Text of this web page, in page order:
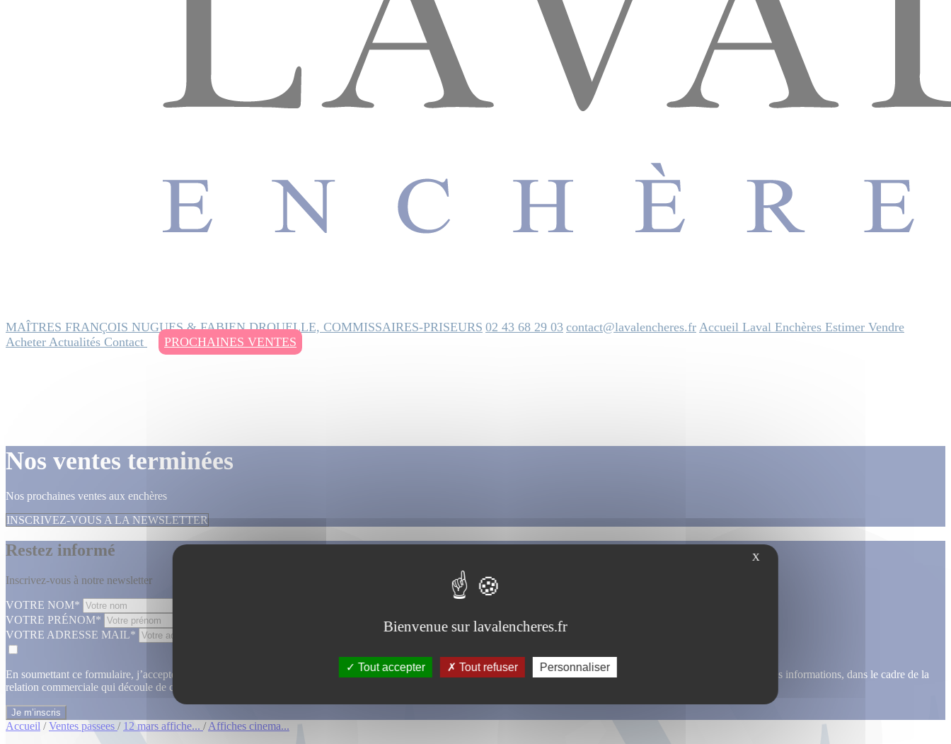
MAÎTRES FRANÇOIS NUGUES & FABIEN DROUELLE, COMMISSAIRES-PRISEURS 02 43 68 29 03 contact@lavalencheres.fr Accueil Laval Enchères Estimer Vendre
Acheter Actualités Contact PROCHAINES VENTES
Nos ventes terminées
Nos prochaines ventes aux enchères
INSCRIVEZ-VOUS A LA NEWSLETTER
Restez informé
Inscrivez-vous à notre newsletter
VOTRE NOM*
VOTRE PRÉNOM*
VOTRE ADRESSE MAIL*
En soumettant ce formulaire, j’accepte que les informations saisies dans ce formulaire soient utilisées, exploitées, traitées pour permettre de me recontacter, pour m’envoyer des informations, dans le cadre de la
relation commerciale qui découle de cette demande.
Accueil / Ventes passees / 12 mars affiche... / Affiches cinema...
X
Bienvenue sur lavalencheres.fr
Tout accepter Tout refuser Personnaliser